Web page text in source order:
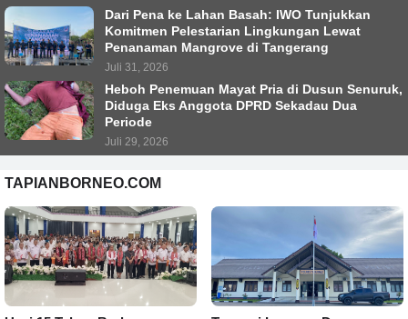
Dari Pena ke Lahan Basah: IWO Tunjukkan
Komitmen Pelestarian Lingkungan Lewat
Penanaman Mangrove di Tangerang
Juli 31, 2026
Heboh Penemuan Mayat Pria di Dusun Senuruk,
Diduga Eks Anggota DPRD Sekadau Dua
Periode
Juli 29, 2026
TAPIANBORNEO.COM